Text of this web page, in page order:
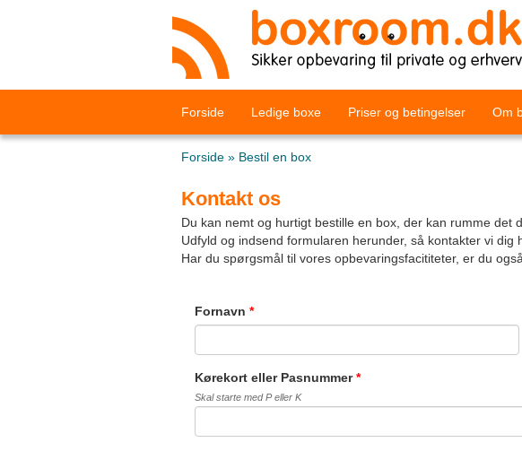
Forside Ledige boxe Priser og betingelser Om
Forside » Bestil en box
Kontakt os
Du kan nemt og hurtigt bestille en box, der kan rumme det
Udfyld og indsend formularen herunder, så kontakter vi dig
Har du spørgsmål til vores opbevaringsfacititeter, er du
Fornavn *
Kørekort eller Pasnummer*
Skal starte med P eller K